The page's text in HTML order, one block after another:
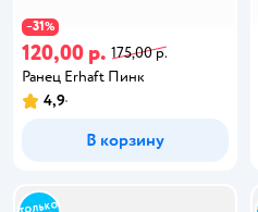
−31%
120,00 р. 175,00 р.
Ранец Erhaft Пинк
4,9
В корзину